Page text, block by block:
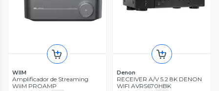
WIIM
Amplificador de Streaming
WiiM PROAMP
Denon
RECEIVER A/V 5.2 8K DENON
WIFI AVRS670HBK